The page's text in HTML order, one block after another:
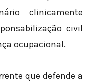
clinicamente
civil
ocupacional.
que defende a